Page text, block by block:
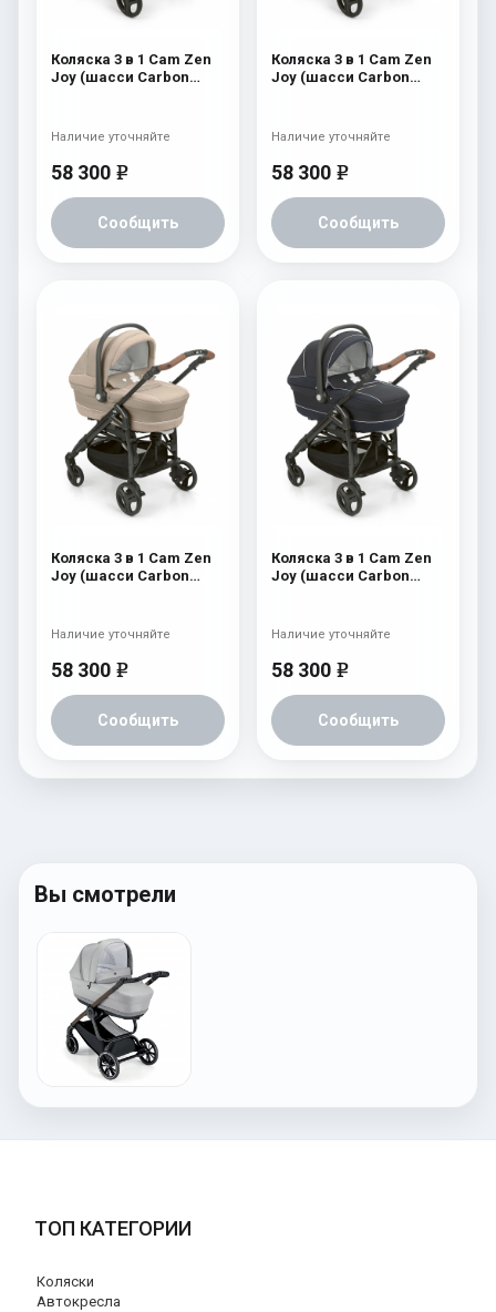
Коляска 3 в 1 Cam Zen
Joy (шасси Carbon
58 300 e
Сообщить
Наличие уточняйте
Коляска 3 в 1 Cam Zen
Joy (шасси Carbon
58 300 e
Сообщить
Наличие уточняйте
Коляска 3 в 1 Cam Zen
Joy (шасси Carbon
58 300 e
Сообщить
Наличие уточняйте
Коляска 3 в 1 Cam Zen
Joy (шасси Carbon
58 300 e
Сообщить
Наличие уточняйте
Вы смотрели
ТОП КАТЕГОРИИ
Коляски
Автокресла